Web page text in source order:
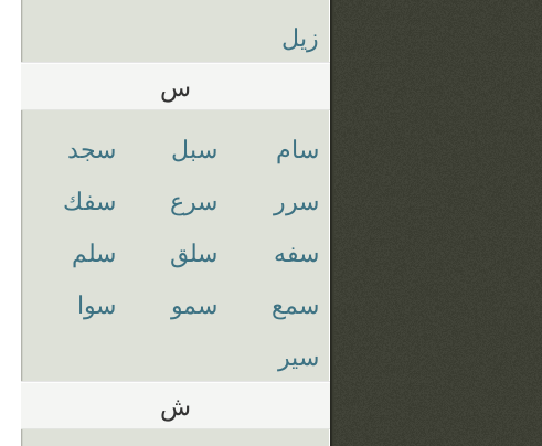
زيل
س
سام سبل
سجد
سرر
سرع
سفك
سفه
سلق
سلم
سمع
سمو
سوا
سير
ش